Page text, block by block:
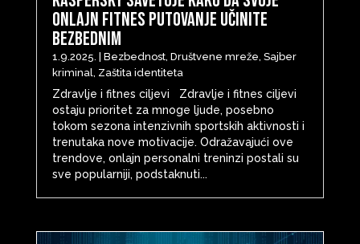
onlajn fitnes putovanje učinite
bezbednim
1.9.2025. Bezbednost, Društvene mreže Sajber
kriminal Zaštita identiteta
Zdravlje i fitnes ciljevi Zdravlje i fitnes ciljevi
ostaju prioritet za mnoge ljude, posebno
tokom sezona intenzivnih sportskih aktivnosti i
trenutaka nove motivacije. Odražavajući ove
trendove, onlajn personalni treninzi postali su
sve popularniji, podstaknuti...